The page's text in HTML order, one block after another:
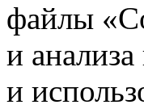
файлы
и
и